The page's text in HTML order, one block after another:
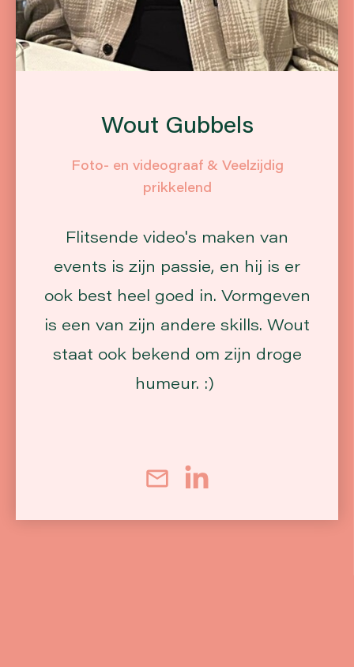
Wout Gubbels
Foto- en videograaf & Veelzijdig
prikkelend
Flitsende video's maken van
events is zijn passie, en hij is er
ook best heel goed in. Vormgeven
is een van zijn andere skills. Wout
staat ook bekend om zijn droge
humeur. :)